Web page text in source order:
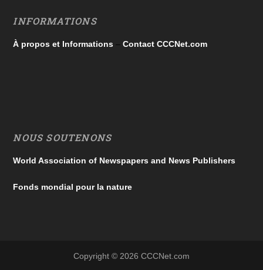
INFORMATIONS
À propos et Informations –Contact CCCNet.com
NOUS SOUTENONS
World Association of Newspapers and News Publishers
Fonds mondial pour la nature
Copyright © 2026 CCCNet.com